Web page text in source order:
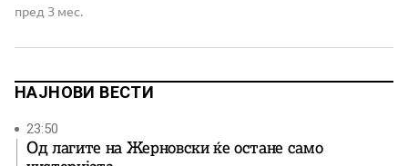
судење за докажување на нивната вина, биле групно
заедничка гробница која била откриена по педесет
пред 3 мес.
НАЈНОВИ ВЕСТИ
23:50
Од лагите на Жерновски ќе остане само